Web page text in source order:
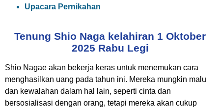
Upacara Pernikahan
Tenung Shio Naga kelahiran 1 Oktober
2025 Rabu Legi
Shio Nagae akan bekerja keras untuk menemukan cara
menghasilkan uang pada tahun ini. Mereka mungkin malu
dan kewalahan dalam hal lain, seperti cinta dan
bersosialisasi dengan orang, tetapi mereka akan cukup